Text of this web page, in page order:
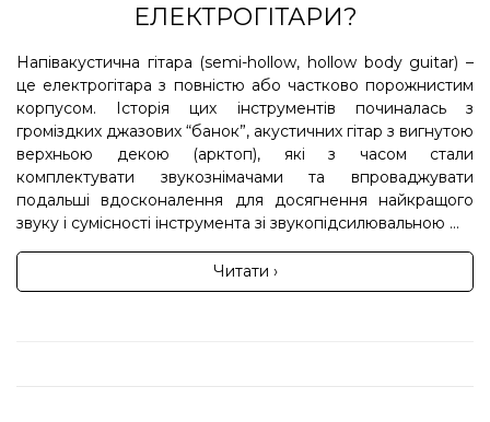
ЕЛЕКТРОГІТАРИ?
Напівакустична гітара (semi-hollow, hollow body guitar) –
це електрогітара з повністю або частково порожнистим
корпусом. Історія цих інструментів починалась з
громіздких джазових “банок”, акустичних гітар з вигнутою
верхньою декою (арктоп), які з часом стали
комплектувати звукознімачами та впроваджувати
подальші вдосконалення для досягнення найкращого
звуку і сумісності інструмента зі звукопідсилювальною ...
Читати ›